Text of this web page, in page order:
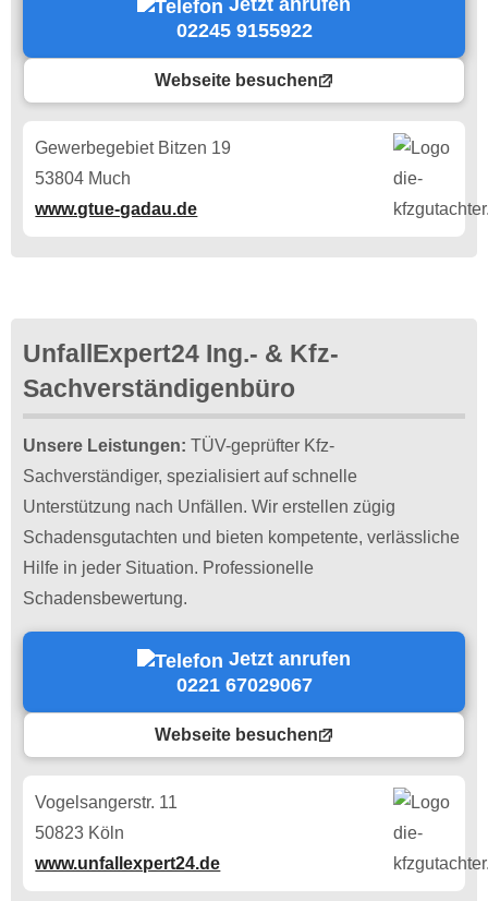
Jetzt anrufen
02245 9155922
Webseite besuchen
Gewerbegebiet Bitzen 19
53804 Much
www.gtue-gadau.de
UnfallExpert24 Ing.- & Kfz-
Sachverständigenbüro
Unsere Leistungen: TÜV-geprüfter Kfz-
Sachverständiger, spezialisiert auf schnelle
Unterstützung nach Unfällen. Wir erstellen zügig
Schadensgutachten und bieten kompetente, verlässliche
Hilfe in jeder Situation. Professionelle
Schadensbewertung.
Jetzt anrufen
0221 67029067
Webseite besuchen
Vogelsangerstr. 11
50823 Köln
www.unfallexpert24.de